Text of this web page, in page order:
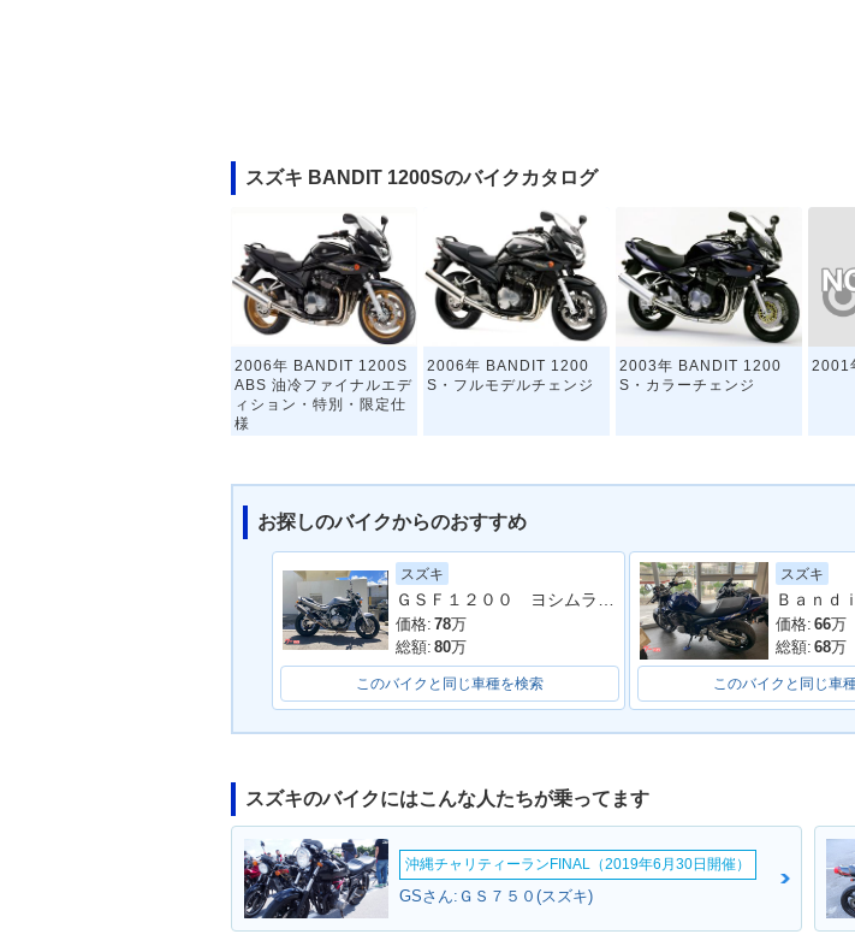
スズキ BANDIT 1200Sのバイクカタログ
2006年 BANDIT 1200S
ABS 油冷ファイナルエデ
ィション・特別・限定仕
様
2006年 BANDIT 1200
S・フルモデルチェンジ
2003年 BANDIT 1200
S・カラーチェンジ
2001
お探しのバイクからのおすすめ
スズキ
価格: 78万
総額: 80万
このバイクと同じ車種を検索
スズキ
Ｂａｎｄ
価格: 66万
総額: 68万
このバイクと同じ車
スズキのバイクにはこんな人たちが乗ってます
沖縄チャリティーランFINAL（2019年6月30日開催）
GSさん:ＧＳ７５０(スズキ)